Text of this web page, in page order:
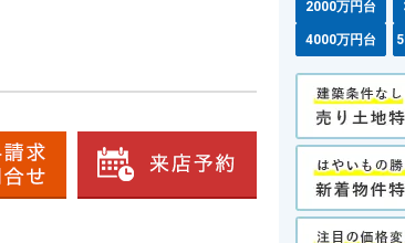
2000万円台
4000万円台